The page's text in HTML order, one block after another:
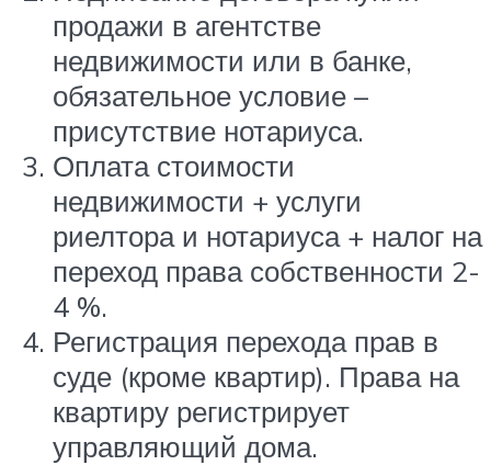
продажи в агентстве
недвижимости или в банке,
обязательное условие –
присутствие нотариуса.
Оплата стоимости
недвижимости + услуги
риелтора и нотариуса + налог на
переход права собственности 2-
4 %.
Регистрация перехода прав в
суде (кроме квартир). Права на
квартиру регистрирует
управляющий дома.